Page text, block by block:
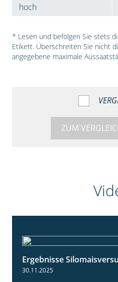
hoch
* Lesen und befolgen Sie stets
Etikett. Überschreiten Sie nicht
angegebene maximale
ZUM
Ergebnisse
30.11.2025